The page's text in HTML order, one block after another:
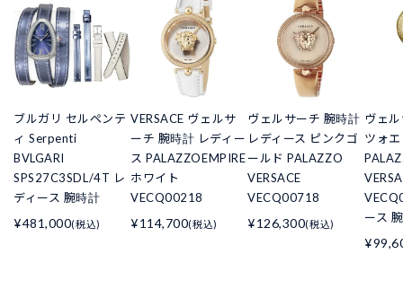
ブルガリ セルペンテ
ィ Serpenti
BVLGARI
SPS27C3SDL/4T レ
ディース 腕時計
¥481,000(税込)
VERSACE ヴェルサ
ーチ 腕時計 レディー
ス PALAZZOEMPIRE
ホワイト
VECQ00218
¥114,700(税込)
ヴェルサーチ 腕時計
レディース ピンクゴ
ールド PALAZZO
VERSACE
VECQ00718
¥126,300(税込)
ヴェ
ツォ
ース